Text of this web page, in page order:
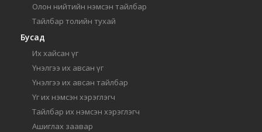
Олон нийтийн нэмсэн тайлбар
Тайлбар толийн тухай
Бусад
Их хайсан үг
Үнэлгээ их авсан үг
Үнэлгээ их авсан тайлбар
Үг их нэмсэн хэрэглэгч
Тайлбар их нэмсэн хэрэглэгч
Ашиглах заавар